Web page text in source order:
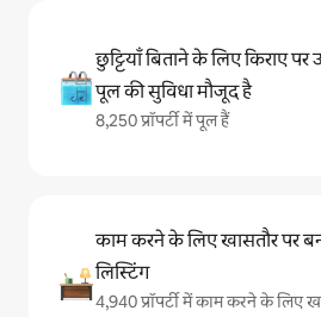
छुट्टियाँ बिताने के लिए किराए
पूल की सुविधा मौजूद है
8,250 प्रॉपर्टी में पूल हैं
काम करने के लिए खासतौर पर
लिस्टिंग
4,940 प्रॉपर्टी में काम करने के लिए